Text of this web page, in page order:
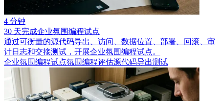
4 分钟
30 天完成企业氛围编程试点
通过可衡量的源代码导出、访问、数据位置、部署、回滚、审
计日志和交接测试，开展企业氛围编程试点。
企业氛围编程试点氛围编程评估源代码导出测试